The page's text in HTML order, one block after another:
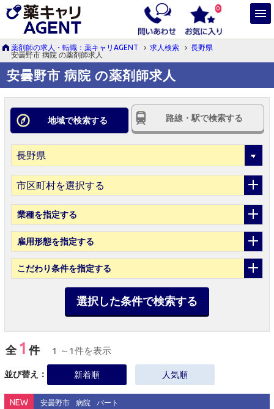
0
薬剤師の求人・転職：薬キャリAGENT 求人検索
長野県
安曇野市 病院 の薬剤師求人
安曇野市 病院 の薬剤師求人
地域で検索する 路線・駅で検索する
市区町村を選択する
業種を指定する
雇用形態を指定する
こだわり条件を指定する
選択した条件で検索する
全 1 件 1 ～1件を表示
並び替え： 新着順 人気順
NEW 安曇野市 病院 パート